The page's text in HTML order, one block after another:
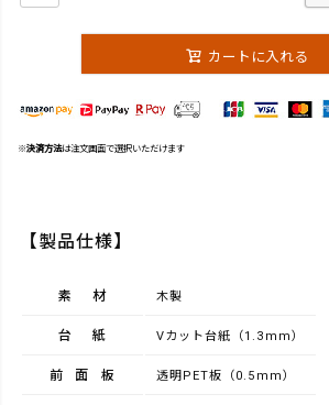
カートに入れる
※決済方法は注文画面で選択いただけます
【製品仕様】
素材 木製
台紙 Vカット台紙（1.3mm）
前面板 透明PET板（0.5mm）